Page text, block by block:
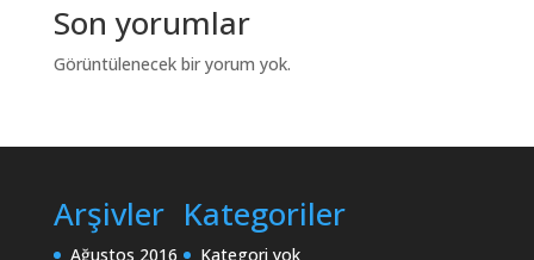
Son yorumlar
Görüntülenecek bir yorum yok.
Arşivler
Ağustos 2016
Kategoriler
Kategori yok